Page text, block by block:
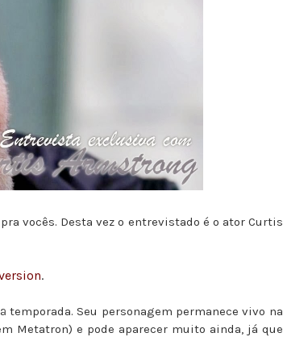
vocês. Desta vez o entrevistado é o ator Curtis
.
Seu personagem permanece vivo na
Metatron) e pode aparecer muito ainda, já que